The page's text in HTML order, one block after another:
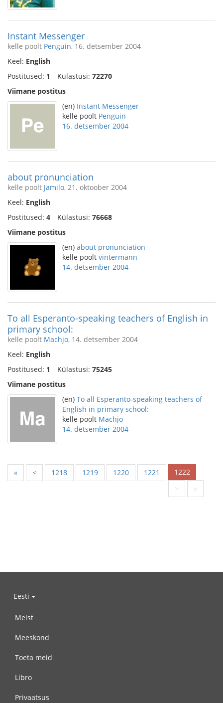
Instant Messenger
kelle poolt Penguin, 16. detsember 2004
Keel: English
Postitused: 1 Külastusi: 72270
Viimane postitus
(en) Instant Messenger
kelle poolt Penguin
16. detsember 2004
about pronunciation
kelle poolt Jamilo, 21. oktoober 2004
Keel: English
Postitused: 4 Külastusi: 76668
Viimane postitus
(en) about pronunciation
kelle poolt vintermann
14. detsember 2004
To all Esperanto-speaking teachers of English in
primary school:
kelle poolt Machjo, 14. detsember 2004
Keel: English
Postitused: 1 Külastusi: 75245
Viimane postitus
(en) To all Esperanto-speaking teachers of
English in primary school:
kelle poolt Machjo
14. detsember 2004
« < 1218 1219 1220 1221
1222
>
»
Eesti
Meist
Meeskond
Toeta meid
Libro
Privaatsus